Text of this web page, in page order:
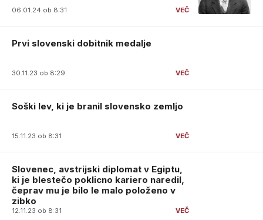
06.01.24 ob 8:31
Prvi slovenski dobitnik medalje
30.11.23 ob 8:29
Soški lev, ki je branil slovensko zemljo
15.11.23 ob 8:31
Slovenec, avstrijski diplomat v Egiptu,
ki je blestečo poklicno kariero naredil,
čeprav mu je bilo le malo položeno v
zibko
12.11.23 ob 8:31